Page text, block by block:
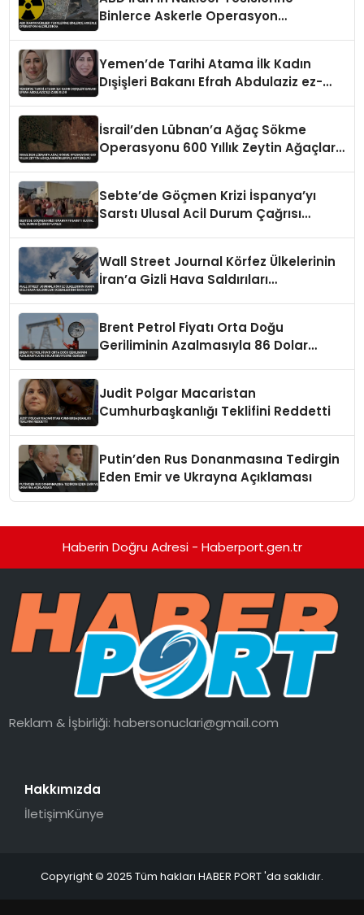
Binlerce Askerle Operasyon
Yemen’de Tarihi Atama İlk Kadın
Dışişleri Bakanı Efrah Abdulaziz ez-
İsrail’den Lübnan’a Ağaç Sökme
Operasyonu 600 Yıllık Zeytin Ağaçları
Sebte’de Göçmen Krizi İspanya’yı
Sarstı Ulusal Acil Durum Çağrısı
Wall Street Journal Körfez Ülkelerinin
İran’a Gizli Hava Saldırıları
Brent Petrol Fiyatı Orta Doğu
Geriliminin Azalmasıyla 86 Dolar
Judit Polgar Macaristan
Cumhurbaşkanlığı Teklifini Reddetti
Putin’den Rus Donanmasına Tedirgin
Eden Emir ve Ukrayna Açıklaması
Haberin Doğru Adresi - Haberport.gen.tr
Reklam & İşbirliği:habersonuclari@gmail.com
Hakkımızda
İletişimKünye
Copyright © 2025 Tüm hakları HABER PORT 'da saklıdır.